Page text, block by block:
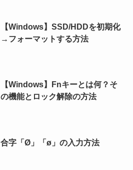
【Windows】SSD/HDDを初期化
→フォーマットする方法
【Windows】Fnキーとは何？そ
の機能とロック解除の方法
合字「Ø」「ø」の入力方法